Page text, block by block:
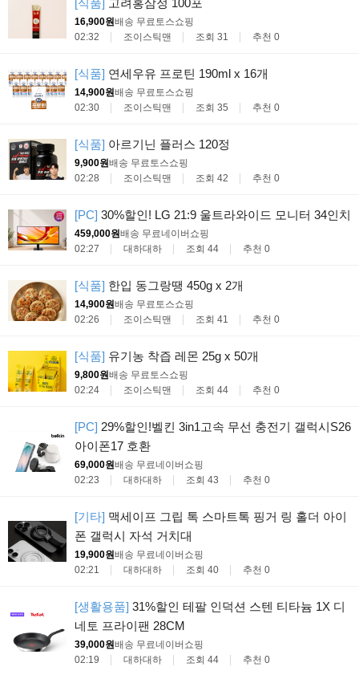
16,900원배송 무료 토스쇼핑
02:32
조이스틱맨 조회 31 추천 0
[식품] 연세우유 프로틴 190ml x 16개
14,900원배송 무료 토스쇼핑
02:30
조이스틱맨 조회 35 추천 0
[식품] 아르기닌 플러스 120정
9,900원배송 무료 토스쇼핑
02:28
조이스틱맨 조회 42 추천 0
[PC] 30%할인! LG 21:9 울트라와이드 모니터 34인치
459,000원배송 무료네이버쇼핑
02:27
대하대하 조회 44 추천 0
[식품] 한입 동그랑땡 450g x 2개
14,900원배송 무료 토스쇼핑
02:26
조이스틱맨 조회 41 추천 0
[식품] 유기농 착즙 레몬 25g x 50개
9,800원배송 무료 토스쇼핑
02:24
조이스틱맨 조회 44 추천 0
[PC] 29%할인!벨킨 3in1고속 무선 충전기 갤럭시S26
아이폰17 호환
69,000원배송 무료네이버쇼핑
02:23
대하대하 조회 43 추천 0
[기타] 맥세이프 그립 톡 스마트톡 핑거 링 홀더 아이
폰 갤럭시 자석 거치대
19,900원배송 무료네이버쇼핑
02:21
대하대하 조회 40 추천 0
[생활용품] 31%할인 테팔 인덕션 스텐 티타늄 1X 디
네토 프라이팬 28CM
39,000원배송 무료네이버쇼핑
02:19
대하대하 조회 44 추천 0